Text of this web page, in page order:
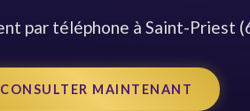
par téléphone à Saint-Priest
CONSULTER MAINTENANT